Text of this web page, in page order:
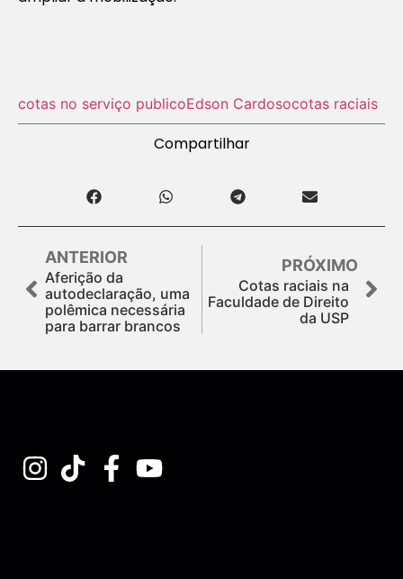
cotas no serviço publicoEdson Cardosocotas raciais
Compartilhar
ANTERIOR
Aferição da
autodeclaração, uma
polêmica necessária
para barrar brancos
PRÓXIMO
Cotas raciais na
Faculdade de Direito
da USP